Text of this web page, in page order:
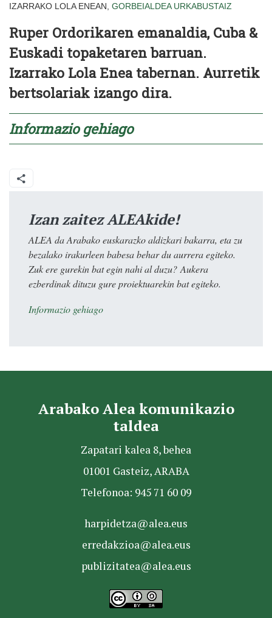
IZARRAKO LOLA ENEAN, GORBEIALDEA URKABUSTAIZ
Ruper Ordorikaren emanaldia, Cuba &
Euskadi topaketaren barruan.
Izarrako Lola Enea tabernan. Aurretik
bertsolariak izango dira.
Informazio gehiago
Izan zaitez ALEAkide!
ALEA da Arabako euskarazko aldizkari bakarra, eta zu
bezalako irakurleen babesa behar du aurrera egiteko.
Zuk ere gurekin bat egin nahi al duzu? Aukera
ezberdinak dituzu gure proiektuarekin bat egiteko.
Informazio gehiago
Arabako Alea komunikazio
taldea
Zapatari kalea 8, behea
01001 Gasteiz, ARABA
Telefonoa: 945 71 60 09
harpidetza@alea.eus
erredakzioa@alea.eus
publizitatea@alea.eus